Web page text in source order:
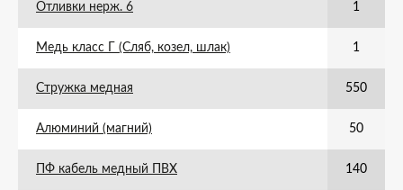
Отливки нерж. 6 1
Медь класс Г (Сляб, козел, шлак) 1
Стружка медная 550
Алюминий (магний) 50
ПФ кабель медный ПВХ 140